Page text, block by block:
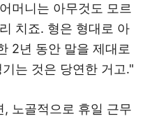
머니는 아무것도 모르
치죠. 형은 형대로 아
2년 동안 말을 제대로
는 것은 당연한 거고."
, 노골적으로 휴일 근무